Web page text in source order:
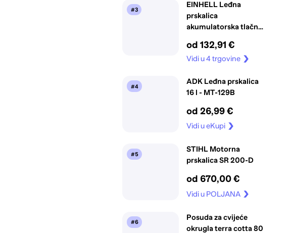
#3
EINHELL Leđna
prskalica
akumulatorska tlačna
od 132,91 €
Vidi u 4 trgovine
#4
ADK Leđna prskalica
16 l - MT-129B
od 26,99 €
Vidi u eKupi
#5
STIHL Motorna
prskalica SR 200-D
od 670,00 €
Vidi u POLJANA
#6
Posuda za cvijeće
okrugla terra cotta 80